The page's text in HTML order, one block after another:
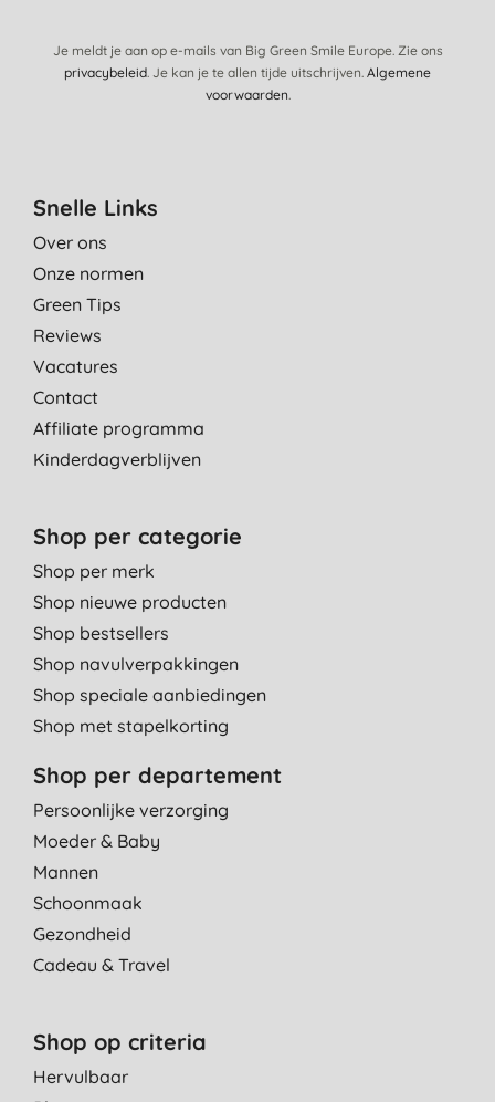
C. B., Reeuwijk
2-7-2016
afbreekbaar zijn.
Kost ook weer een beetje meer voor maar 12 doekjes.
bevat geen prikkende substanties
Je meldt je aan op e-mails van Big Green Smile Europe. Zie ons
privacybeleid. Je kan je te allen tijde uitschrijven. Algemene
voorwaarden.
Snelle Links
Over ons
Onze normen
Green Tips
Reviews
Vacatures
Contact
Affiliate programma
Kinderdagverblijven
Shop per categorie
Shop per merk
Shop nieuwe producten
Shop bestsellers
Shop navulverpakkingen
Shop speciale aanbiedingen
Shop met stapelkorting
Shop per departement
Persoonlijke verzorging
Moeder & Baby
Mannen
Schoonmaak
Gezondheid
Cadeau & Travel
Shop op criteria
Hervulbaar